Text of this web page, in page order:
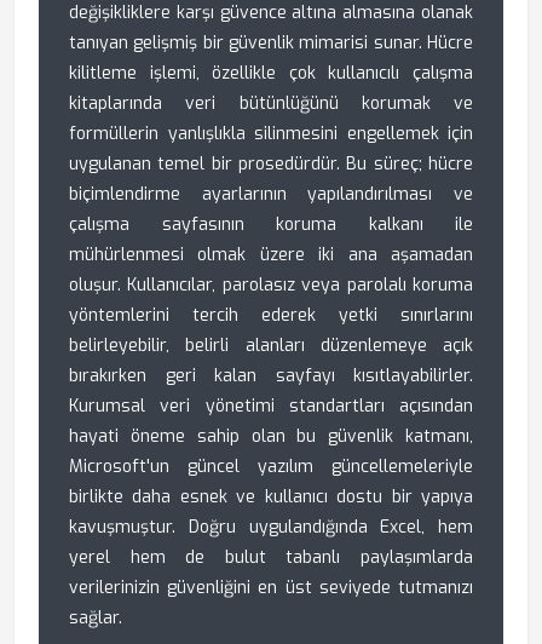
değişikliklere karşı güvence altına almasına olanak
tanıyan gelişmiş bir güvenlik mimarisi sunar. Hücre
kilitleme işlemi, özellikle çok kullanıcılı çalışma
kitaplarında veri bütünlüğünü korumak ve
formüllerin yanlışlıkla silinmesini engellemek için
uygulanan temel bir prosedürdür. Bu süreç; hücre
biçimlendirme ayarlarının yapılandırılması ve
çalışma sayfasının koruma kalkanı ile
mühürlenmesi olmak üzere iki ana aşamadan
oluşur. Kullanıcılar, parolasız veya parolalı koruma
yöntemlerini tercih ederek yetki sınırlarını
belirleyebilir, belirli alanları düzenlemeye açık
bırakırken geri kalan sayfayı kısıtlayabilirler.
Kurumsal veri yönetimi standartları açısından
hayati öneme sahip olan bu güvenlik katmanı,
Microsoft'un güncel yazılım güncellemeleriyle
birlikte daha esnek ve kullanıcı dostu bir yapıya
kavuşmuştur. Doğru uygulandığında Excel, hem
yerel hem de bulut tabanlı paylaşımlarda
verilerinizin güvenliğini en üst seviyede tutmanızı
sağlar.